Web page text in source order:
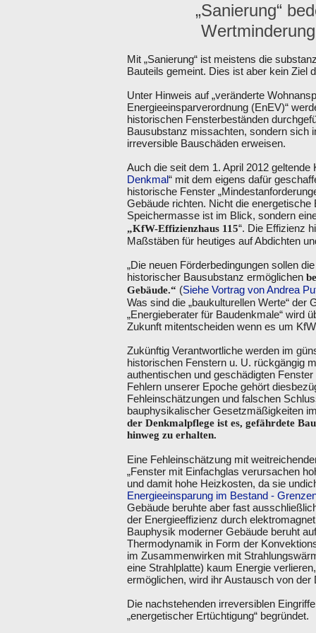
Mit „Sanierung“ ist meistens die
Bauteils gemeint. Dies ist aber kein Ziel
Unter Hinweis auf „veränderte
Energieeinsparverordnung (EnEV)“
historischen Fensterbeständen
Bausubstanz missachten, sondern sich
irreversible Bauschäden erweisen.
Auch die seit dem 1. April 2012 geltende
Denkmal“ mit dem eigens dafür
historische Fenster
Gebäude richten. Nicht die
Speichermasse ist im Blick, sondern
„KfW-Effizienzhaus 115“. Die Effizienz
Maßstäben für heutiges auf Abdichten
„Die neuen Förderbedingungen sollen
historischer Bausubstanz ermöglichen
Gebäude.“ (Siehe Vortrag von Andrea
Was sind die „baukulturellen Werte“
„Energieberater für Baudenkmale“ wird
Zukunft mitentscheiden wenn es um
Zukünftig Verantwortliche werden im
historischen Fenstern u. U. rückgängig
authentischen und geschädigten
Fehlern unserer Epoche gehört
Fehleinschätzungen und falschen
bauphysikalischer Gesetzmäßigkeiten
der Denkmalpflege ist es, gefährdete
hinweg zu erhalten.
Eine Fehleinschätzung mit
„Fenster mit Einfachglas verursachen
und damit hohe Heizkosten, da sie
Energieeinsparung im Bestand -
Gebäude beruhte aber fast
der Energieeffizienz durch
Bauphysik moderner Gebäude beruht
Thermodynamik in Form der
im Zusammenwirken mit
eine Strahlplatte) kaum Energie
ermöglichen, wird ihr Austausch von
Die nachstehenden irreversiblen
„energetischer Ertüchtigung“ begründet.
„Sanierung“